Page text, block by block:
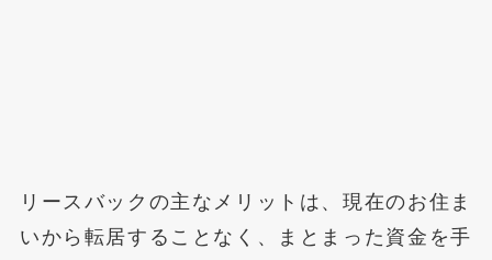
リースバックの主なメリットは、現在のお住ま
いから転居することなく、まとまった資金を手